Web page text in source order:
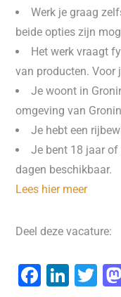
Werk je graag
beide opties zijn
Het werk vraagt
van producten. Voor
Je woont in
omgeving van
Je hebt een
Je bent 18 jaar
dagen beschikbaar.
Lees hier meer
Deel deze vacature:
F
Li T